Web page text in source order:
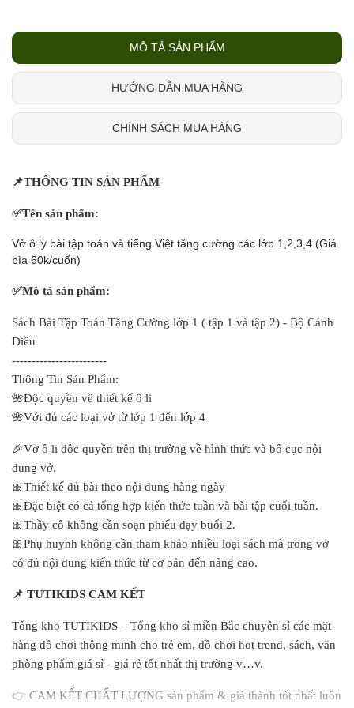
MÔ TẢ SẢN PHẨM
HƯỚNG DẪN MUA HÀNG
CHÍNH SÁCH MUA HÀNG
📌THÔNG TIN SẢN PHẨM
✅Tên sản phẩm:
Vở ô ly bài tập toán và tiếng Việt tăng cường các lớp 1,2,3,4 (Giá
bìa 60k/cuốn)
✅Mô tả sản phẩm:
Sách Bài Tập Toán Tăng Cường lớp 1 ( tập 1 và tập 2) - Bộ Cánh
Diều
------------------------
Thông Tin Sản Phẩm:
🌺Độc quyền về thiết kế ô li
🌺Với đủ các loại vở từ lớp 1 đến lớp 4
🎉Vở ô li độc quyền trên thị trường về hình thức và bố cục nội
dung vở.
🎀Thiết kể đủ bài theo nội dung hàng ngày
🎀Đặc biệt có cả tổng hợp kiến thức tuần và bài tập cuối tuần.
🎀Thầy cô không cần soạn phiếu dạy buổi 2.
🎀Phụ huynh không cần tham khảo nhiều loại sách mà trong vở
có đủ nội dung kiến thức từ cơ bản đến nâng cao.
📌 TUTIKIDS CAM KẾT
Tổng kho TUTIKIDS – Tổng kho sỉ miền Bắc chuyên sỉ các mặt
hàng đồ chơi thông minh cho trẻ em, đồ chơi hot trend, sách, văn
phòng phẩm giá sỉ - giá rẻ tốt nhất thị trường v…v.
👉 CAM KẾT CHẤT LƯỢNG sản phẩm & giá thành tốt nhất luôn